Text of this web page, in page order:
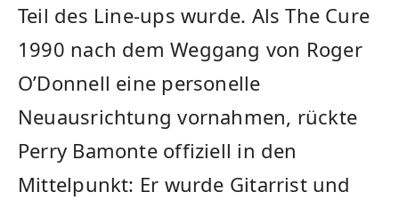
Teil des Line-ups wurde. Als The Cure
1990 nach dem Weggang von Roger
O’Donnell eine personelle
Neuausrichtung vornahmen, rückte
Perry Bamonte offiziell in den
Mittelpunkt: Er wurde Gitarrist und